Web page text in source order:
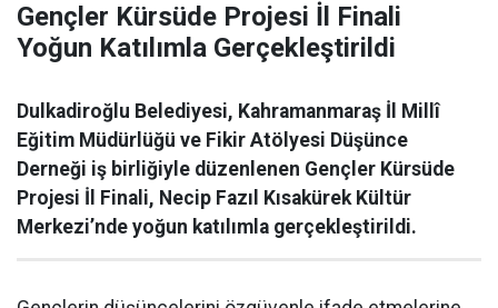
Gençler Kürsüde Projesi İl Finali
Yoğun Katılımla Gerçekleştirildi
Dulkadiroğlu Belediyesi, Kahramanmaraş İl Millî
Eğitim Müdürlüğü ve Fikir Atölyesi Düşünce
Derneği iş birliğiyle düzenlenen Gençler Kürsüde
Projesi İl Finali, Necip Fazıl Kısakürek Kültür
Merkezi’nde yoğun katılımla gerçekleştirildi.